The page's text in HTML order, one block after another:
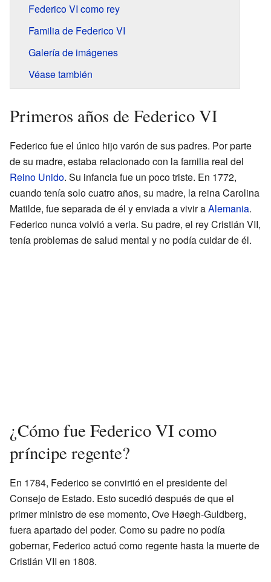
Federico VI como rey
Familia de Federico VI
Galería de imágenes
Véase también
Primeros años de Federico VI
Federico fue el único hijo varón de sus padres. Por parte
de su madre, estaba relacionado con la familia real del
Reino Unido. Su infancia fue un poco triste. En 1772,
cuando tenía solo cuatro años, su madre, la reina Carolina
Matilde, fue separada de él y enviada a vivir aAlemania.
Federico nunca volvió a verla. Su padre, el rey Cristián VII,
tenía problemas de salud mental y no podía cuidar de él.
¿Cómo fue Federico VI como
príncipe regente?
En 1784, Federico se convirtió en el presidente del
Consejo de Estado. Esto sucedió después de que el
primer ministro de ese momento, Ove Høegh-Guldberg,
fuera apartado del poder. Como su padre no podía
gobernar, Federico actuó como regente hasta la muerte de
Cristián VII en 1808.